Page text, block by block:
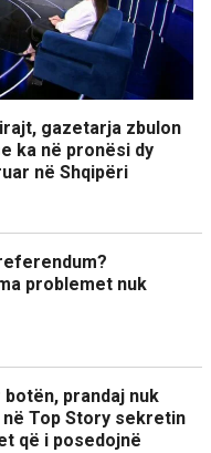
gazetarja zbulon
ka në pronësi dy
në Shqipëri
problemet nuk
prandaj nuk
Top Story sekretin
që i posedojnë